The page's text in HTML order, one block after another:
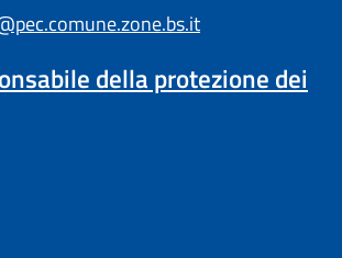
della protezione dei